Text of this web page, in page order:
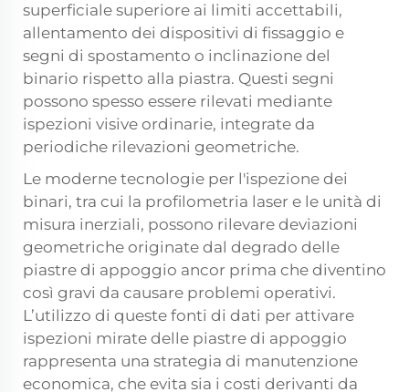
superficiale superiore ai limiti accettabili,
allentamento dei dispositivi di fissaggio e
segni di spostamento o inclinazione del
binario rispetto alla piastra. Questi segni
possono spesso essere rilevati mediante
ispezioni visive ordinarie, integrate da
periodiche rilevazioni geometriche.
Le moderne tecnologie per l'ispezione dei
binari, tra cui la profilometria laser e le unità di
misura inerziali, possono rilevare deviazioni
geometriche originate dal degrado delle
piastre di appoggio ancor prima che diventino
così gravi da causare problemi operativi.
L’utilizzo di queste fonti di dati per attivare
ispezioni mirate delle piastre di appoggio
rappresenta una strategia di manutenzione
economica, che evita sia i costi derivanti da